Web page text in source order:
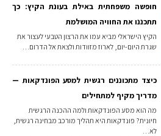
חופשה משפחתית באילת בעונת הקיץ: כך
תתכננו את החוויה המושלמת
הקיץ הישראלי מביא עמו את הרצון הטבעי לעצור את
שגרת היום-יום, לארוז מזוודות ולצאת אל הדרום…
כיצד מתכוננים רגשית למסע הפונדקאות —
מדריך מקיף למתחילים
מה הוא מסע הפונדקאות ולמה ההכנה הרגשית
חיונית? פונדקאות היא תהליך מורכב מבחינה רגשית,
לא…